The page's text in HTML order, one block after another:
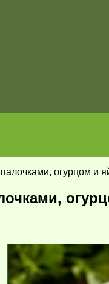
огурцом и